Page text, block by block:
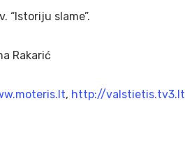
“Istoriju slame”.
Rakarić
, http://